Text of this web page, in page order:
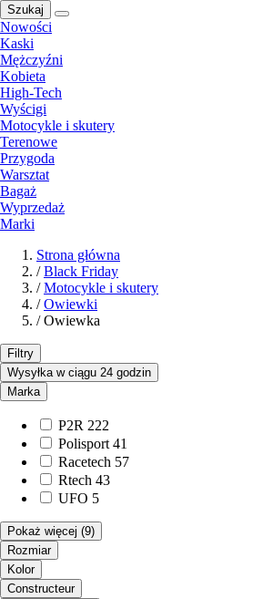
Szukaj
Nowości
Kaski
Mężczyźni
Kobieta
High-Tech
Wyścigi
Motocykle i skutery
Terenowe
Przygoda
Warsztat
Bagaż
Wyprzedaż
Marki
Strona główna
/ Black Friday
/ Motocykle i skutery
/ Owiewki
/ Owiewka
Filtry
Wysyłka w ciągu 24 godzin
Marka
P2R 222
Polisport 41
Racetech 57
Rtech 43
UFO 5
Pokaż więcej (9)
Rozmiar
Kolor
Constructeur